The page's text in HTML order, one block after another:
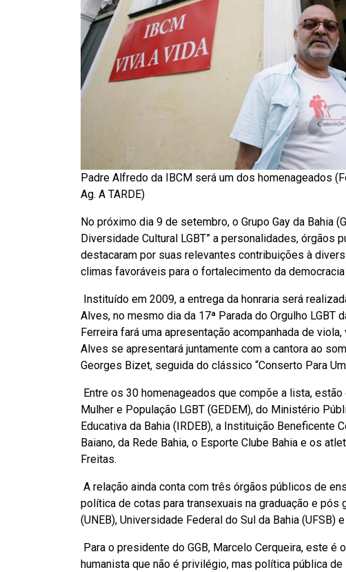
Padre Alfredo da IBCM será um dos homenageados
Ag. A TARDE)
No próximo dia 9 de setembro, o Grupo Gay da Bahia
Diversidade Cultural LGBT” a personalidades,
destacaram por suas relevantes contribuições à
climas favoráveis para o fortalecimento da democracia
Instituído em 2009, a entrega da honraria será
Alves, no mesmo dia da 17ª Parada do Orgulho LGBT
Ferreira fará uma apresentação acompanhada de
Alves se apresentará juntamente com a cantora ao
Georges Bizet, seguida do clássico “Conserto Para
Entre os 30 homenageados que compõe a lista,
Mulher e População LGBT (GEDEM), do Ministério
Educativa da Bahia (IRDEB), a Instituição Beneficente
Baiano, da Rede Bahia, o Esporte Clube Bahia e os
Freitas.
A relação ainda conta com três órgãos públicos de
política de cotas para transexuais na graduação e pós
(UNEB), Universidade Federal do Sul da Bahia (UFSB)
Para o presidente do GGB, Marcelo Cerqueira, este é
humanista que não é privilégio, mas política pública